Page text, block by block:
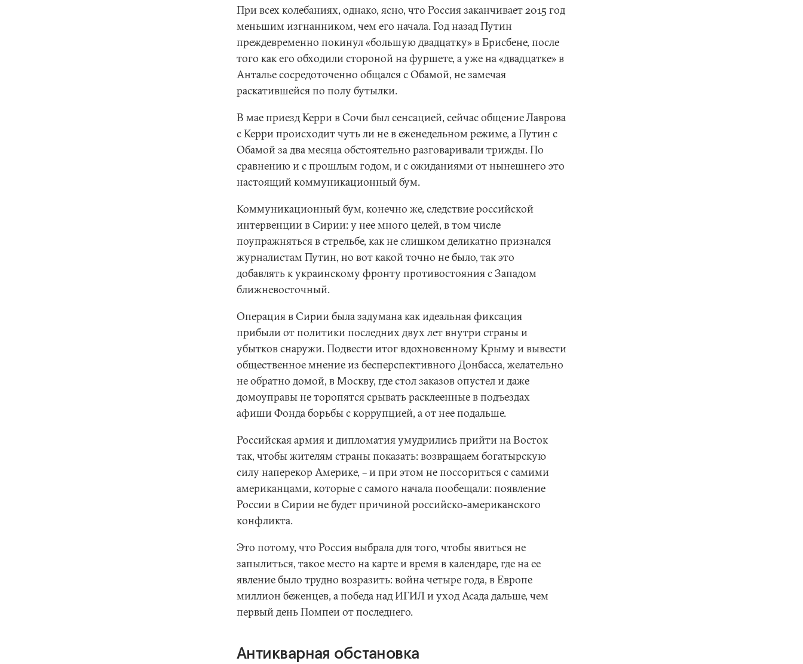
При всех колебаниях, однако, ясно, что Россия заканчивает 2015 год
меньшим изгнанником, чем его начала. Год назад Путин
преждевременно покинул «большую двадцатку» в Брисбене, после
того как его обходили стороной на фуршете, а уже на «двадцатке» в
Анталье сосредоточенно общался с Обамой, не замечая
раскатившейся по полу бутылки.
В мае приезд Керри в Сочи был сенсацией, сейчас общение Лаврова
с Керри происходит чуть ли не в еженедельном режиме, а Путин с
Обамой за два месяца обстоятельно разговаривали трижды. По
сравнению и с прошлым годом, и с ожиданиями от нынешнего это
настоящий коммуникационный бум.
Коммуникационный бум, конечно же, следствие российской
интервенции в Сирии: у нее много целей, в том числе
поупражняться в стрельбе, как не слишком деликатно признался
журналистам Путин, но вот какой точно не было, так это
добавлять к украинскому фронту противостояния с Западом
ближневосточный.
Операция в Сирии была задумана как идеальная фиксация
прибыли от политики последних двух лет внутри страны и
убытков снаружи. Подвести итог вдохновенному Крыму и вывести
общественное мнение из бесперспективного Донбасса, желательно
не обратно домой, в Москву, где стол заказов опустел и даже
домоуправы не торопятся срывать расклеенные в подъездах
афиши Фонда борьбы с коррупцией, а от нее подальше.
Российская армия и дипломатия умудрились прийти на Восток
так, чтобы жителям страны показать: возвращаем богатырскую
силу наперекор Америке, – и при этом не поссориться с самими
американцами, которые с самого начала пообещали: появление
России в Сирии не будет причиной российско-американского
конфликта.
Это потому, что Россия выбрала для того, чтобы явиться не
запылиться, такое место на карте и время в календаре, где на ее
явление было трудно возразить: война четыре года, в Европе
миллион беженцев, а победа над ИГИЛ и уход Асада дальше, чем
первый день Помпеи от последнего.
Антикварная обстановка